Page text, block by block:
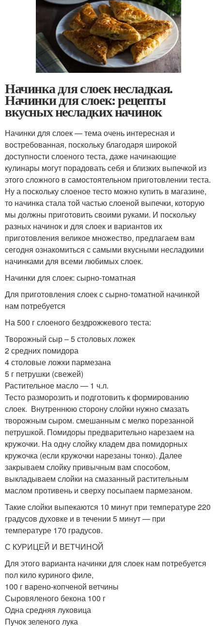
Начинка для слоек несладкая.
Начинки для слоек: рецепты
вкусных несладких начинок
Начинки для слоек — тема очень интересная и
востребованная, поскольку благодаря широкой
доступности слоеного теста, даже начинающие
кулинары могут порадовать себя и близких выпечкой из
этого сложного в самостоятельном приготовлении теста.
Ну а поскольку слоеное тесто можно купить в магазине,
то начинка стала той частью слоеной выпечки, которую
мы должны приготовить своими руками. И поскольку
разных начинок и для слоек и вариантов их
приготовления великое множество, предлагаем вам
сегодня ознакомиться с самыми вкусными несладкими
начинками для всеми любимых слоек.
Начинки для слоек: сырно-томатная
Для приготовления слоек с сырно-томатной начинкой
нам потребуется
На 500 г слоеного бездрожжевого теста:
Творожный сыр – 5 столовых ложек
2 средних помидора
4 столовые ложки пармезана
5 г петрушки (свежей)
Растительное масло — 1 ч.л.
Тесто разморозить и подготовить к формированию
слоек. Внутреннюю сторону слойки нужно смазать
творожным сыром. смешанным с мелко порезанной
петрушкой. Помидоры предварительно нарезаем на
кружочки. На одну слойку кладем два помидорных
кружочка (если кружочки нарезаны тонко). Далее
закрываем слойку привычным вам способом,
выкладываем слойки на смазанный растительным
маслом противень и сверху посыпаем пармезаном.
Такие слойки выпекаются 10 минут при температуре 220
градусов духовке и в течении 5 минут — при
температуре 170 градусов.
С КУРИЦЕЙ И ВЕТЧИНОЙ
Для этого варианта начинки для слоек нам потребуется
пол кило куриного филе,
100 г варено-копченой ветчины
Сыровяленого бекона 100 г
Одна средняя луковица
Пучок зеленого лука